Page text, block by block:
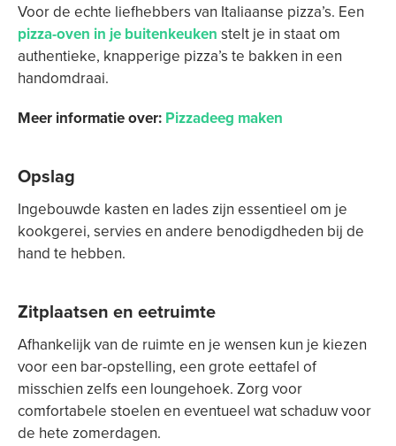
Voor de echte liefhebbers van Italiaanse pizza’s. Een
pizza-oven in je buitenkeuken stelt je in staat om
authentieke, knapperige pizza’s te bakken in een
handomdraai.
Meer informatie over: Pizzadeeg maken
Opslag
Ingebouwde kasten en lades zijn essentieel om je
kookgerei, servies en andere benodigdheden bij de
hand te hebben.
Zitplaatsen en eetruimte
Afhankelijk van de ruimte en je wensen kun je kiezen
voor een bar-opstelling, een grote eettafel of
misschien zelfs een loungehoek. Zorg voor
comfortabele stoelen en eventueel wat schaduw voor
de hete zomerdagen.